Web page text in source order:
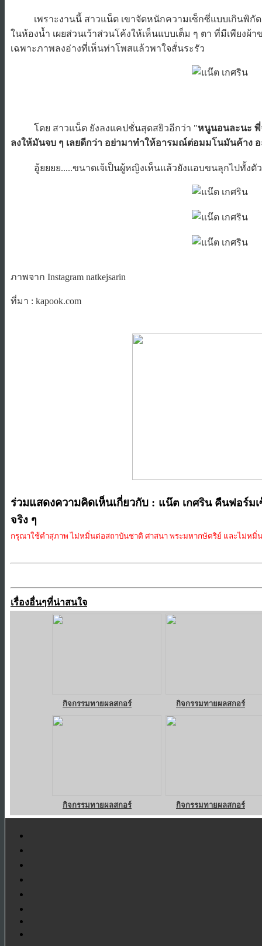
เพราะงานนี้ สาวแน็ต เขาจัดหนักความเซ็กซี่แบบเกินพิกัด
ในห้องน้ำ เผยส่วนเว้าส่วนโค้งให้เห็นแบบเต็ม ๆ ตา ที่มีเพียง
เฉพาะภาพลงอ่างที่เห็นท่าโพสแล้วพาใจสั่นระรัว
โดย สาวแน็ต ยังลงแคปชั่นสุดสยิวอีกว่า "หนูนอนละนะ พี่
ลงให้มันจบ ๆ เลยดีกว่า อย่ามาทำให้อารมณ์ต่อมมโนมันค้าง
อู้ยยยย.....ขนาดเจ้เป็นผู้หญิงเห็นแล้วยังแอบขนลุกไปทั้งตัว
ภาพจาก Instagram natkejsarin
ที่มา : kapook.com
ร่วมแสดงความคิดเห็นเกี่ยวกับ : แน๊ต เกศริน คืนฟอร์ม
จริง ๆ
กรุณาใช้คำสุภาพ ไม่หมิ่นต่อสถาบันชาติ ศาสนา พระมหากษัตริย์ และไม่หมิ่
เรื่องอื่นๆที่น่าสนใจ
กิจกรรมทายผลสกอร์ กิจกรรมทายผลสกอร์
กิจกรรมทายผลสกอร์ กิจกรรมทายผลสกอร์